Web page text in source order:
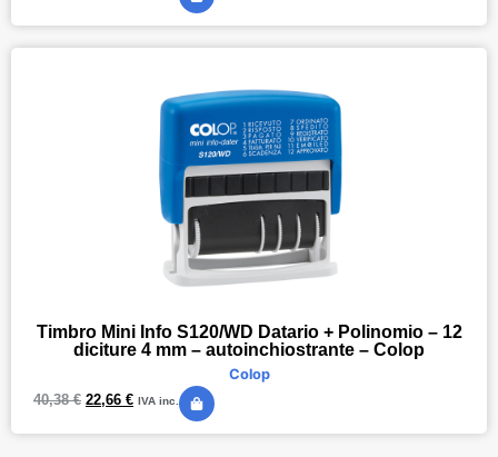
Timbro Mini Info S120/WD Datario + Polinomio – 12
diciture 4 mm – autoinchiostrante – Colop
Colop
40,38€ 22,66 € IVA inc.